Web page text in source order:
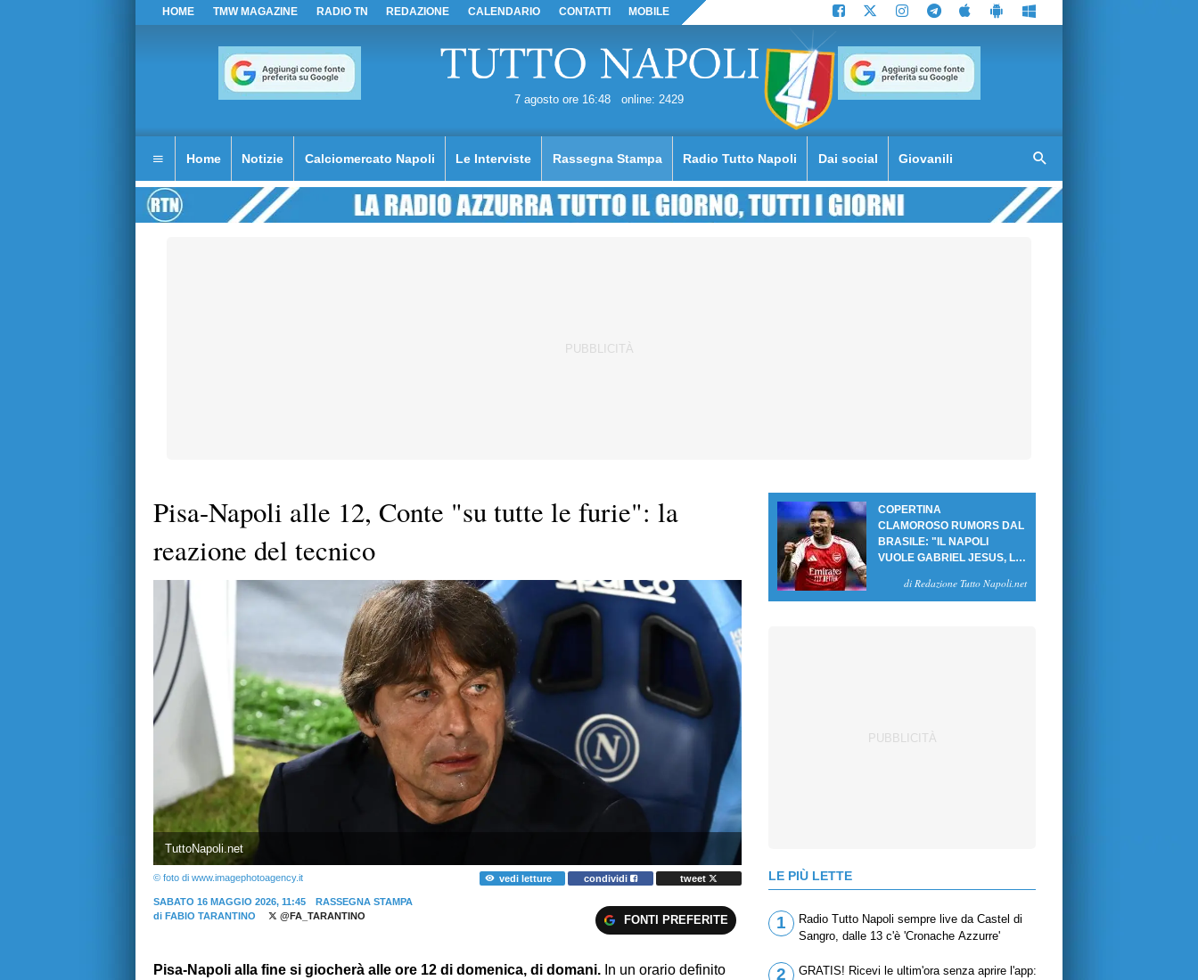
HOME TMW MAGAZINE RADIO TN REDAZIONE CALENDARIO CONTATTI MOBILE
7 agosto ore 16:48 online: 2429
Home Notizie Calciomercato Napoli Le Interviste Rassegna Stampa Radio Tutto Napoli Dai social Giovanili
Pisa-Napoli alle 12, Conte "su tutte le furie": la
reazione del tecnico
TuttoNapoli.net
© foto di www.imagephotoagency.it vedi letture condividi tweet
SABATO 16 MAGGIO 2026, 11:45
RASSEGNA STAMPA
di FABIO TARANTINO @FA_TARANTINO FONTI PREFERITE
Pisa-Napoli alla fine si giocherà alle ore 12 di domenica, di domani. In un orario definito
COPERTINA
CLAMOROSO RUMORS DAL
BRASILE: "IL NAPOLI
VUOLE GABRIEL JESUS, LE
di Redazione Tutto Napoli.net
LE PIÙ LETTE
1
Radio Tutto Napoli sempre live da Castel di
Sangro, dalle 13 c'è 'Cronache Azzurre'
2
GRATIS! Ricevi le ultim'ora senza aprire l'app: